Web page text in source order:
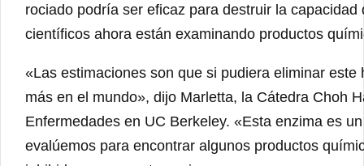
rociado podría ser eficaz para destruir la
científicos ahora están examinando productos
«Las estimaciones son que si pudiera eliminar
más en el mundo», dijo Marletta, la Cátedra Choh
Enfermedades en UC Berkeley. «Esta enzima es
evalúemos para encontrar algunos productos